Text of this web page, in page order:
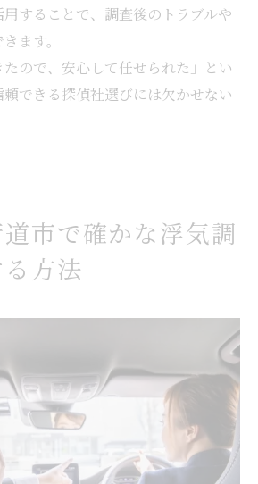
することで、調査後のトラブルや
ます。
たので、安心して任せられた」とい
できる探偵社選びには欠かせない
市で確かな浮気調
方法